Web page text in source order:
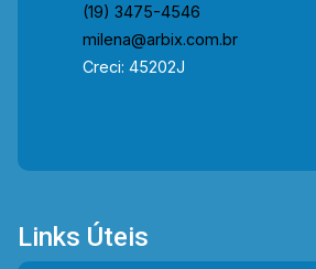
(19) 3475-4546
milena@arbix.com.br
Creci: 45202J
Links Úteis